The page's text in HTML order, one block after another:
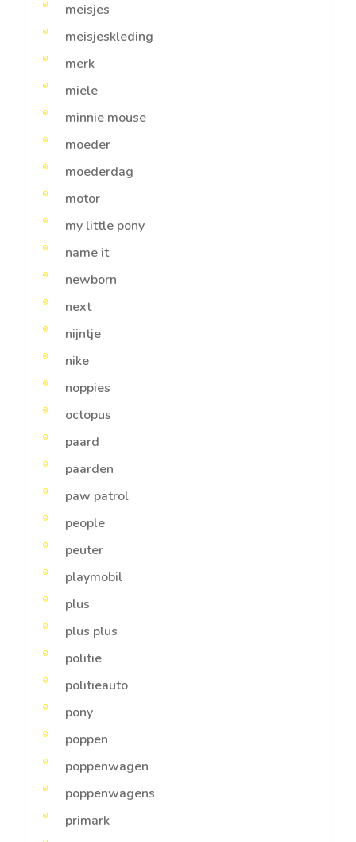
meisjes
meisjeskleding
merk
miele
minnie mouse
moeder
moederdag
motor
my little pony
name it
newborn
next
nijntje
nike
noppies
octopus
paard
paarden
paw patrol
people
peuter
playmobil
plus
plus plus
politie
politieauto
pony
poppen
poppenwagen
poppenwagens
primark